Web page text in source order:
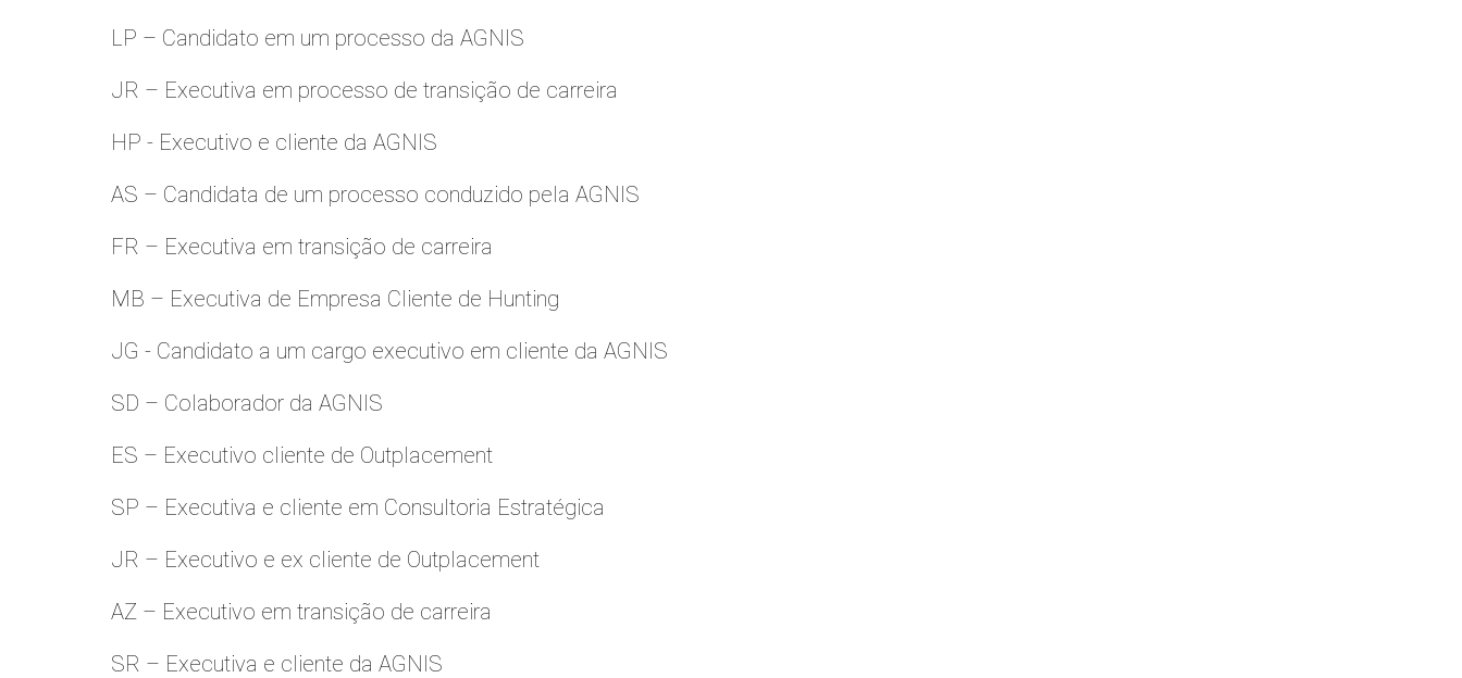
LP – Candidato em um processo da AGNIS
JR – Executiva em processo de transição de carreira
HP - Executivo e cliente da AGNIS
AS – Candidata de um processo conduzido pela AGNIS
FR – Executiva em transição de carreira
MB – Executiva de Empresa Cliente de Hunting
JG - Candidato a um cargo executivo em cliente da AGNIS
SD – Colaborador da AGNIS
ES – Executivo cliente de Outplacement
SP – Executiva e cliente em Consultoria Estratégica
JR – Executivo e ex cliente de Outplacement
AZ – Executivo em transição de carreira
SR – Executiva e cliente da AGNIS